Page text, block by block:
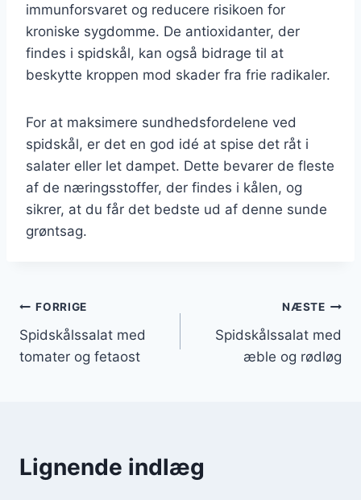
immunforsvaret og reducere risikoen for
kroniske sygdomme. De antioxidanter, der
findes i spidskål, kan også bidrage til at
beskytte kroppen mod skader fra frie radikaler.
For at maksimere sundhedsfordelene ved
spidskål, er det en god idé at spise det råt i
salater eller let dampet. Dette bevarer de fleste
af de næringsstoffer, der findes i kålen, og
sikrer, at du får det bedste ud af denne sunde
grøntsag.
Indlægsnavigation
FORRIGE
Spidskålssalat med
tomater og fetaost
NÆSTE
Spidskålssalat med
æble og rødløg
Lignende indlæg